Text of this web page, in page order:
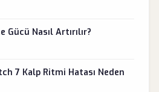
Gücü Nasıl Artırılır?
7 Kalp Ritmi Hatası Neden